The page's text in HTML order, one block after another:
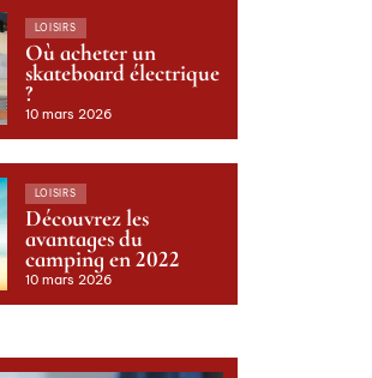
LOISIRS
Où acheter un
skateboard électrique
?
10 mars 2026
LOISIRS
Découvrez les
avantages du
camping en 2022
10 mars 2026